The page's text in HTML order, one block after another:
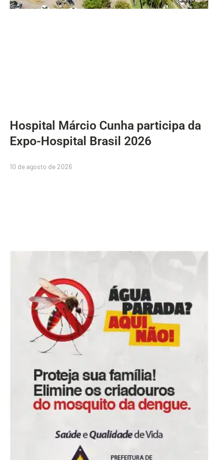
Hospital Márcio Cunha participa da
Expo-Hospital Brasil 2026
10 de agosto de 2026